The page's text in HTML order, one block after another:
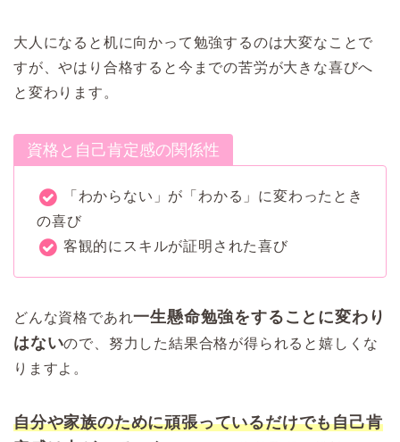
大人になると机に向かって勉強するのは大変なことで
すが、やはり合格すると今までの苦労が大きな喜びへ
と変わります。
資格と自己肯定感の関係性
「わからない」が「わかる」に変わったとき
の喜び
客観的にスキルが証明された喜び
どんな資格であれ一生懸命勉強をすることに変わり
はないので、努力した結果合格が得られると嬉しくな
りますよ。
自分や家族のために頑張っているだけでも自己肯